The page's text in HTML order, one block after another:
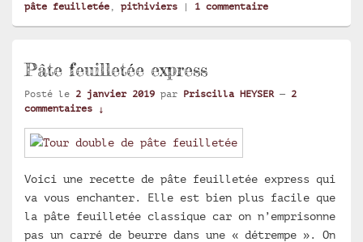
pâte feuilletée , pithiviers | 1 commentaire
Pâte feuilletée express
Posté le 2 janvier 2019 par Priscilla HEYSER — 2
commentaires ↓
Voici une recette de pâte feuilletée express qui
va vous enchanter. Elle est bien plus facile que
la pâte feuilletée classique car on n’emprisonne
pas un carré de beurre dans une « détrempe ». On